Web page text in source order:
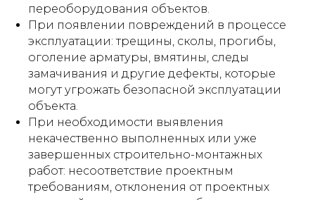
переоборудования объектов.
При появлении повреждений в процессе
эксплуатации: трещины, сколы, прогибы,
оголение арматуры, вмятины, следы
замачивания и другие дефекты, которые
могут угрожать безопасной эксплуатации
объекта.
При необходимости выявления
некачественно выполненных или уже
завершенных строительно-монтажных
работ: несоответствие проектным
требованиям, отклонения от проектных